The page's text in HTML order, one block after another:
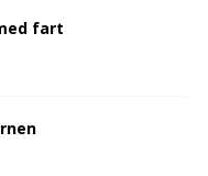
fart